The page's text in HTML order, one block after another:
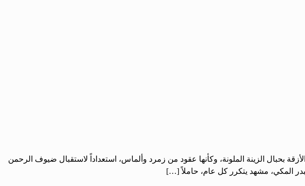
بحبال الزينة الملونة، وكأنها عقود من زمرد وألماس، استعداداً لاستقبال ضيوف الرحمن
المكي، مشهد يتكرر كل عام، حاملاً […]